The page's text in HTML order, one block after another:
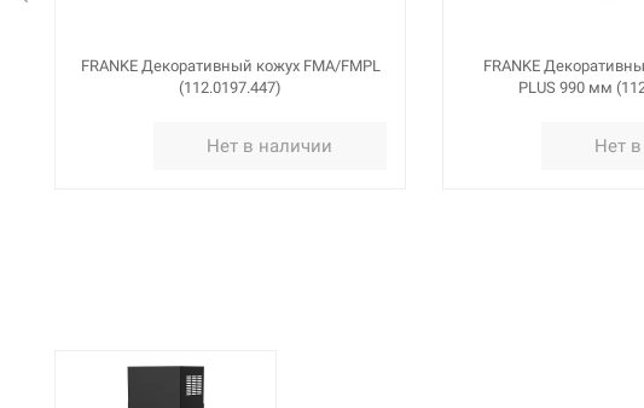
FRANKE Декоративный кожух FMA/FMPL
(112.0197.447)
Нет в наличии
FRANKE
PLUS 990 мм
Нет